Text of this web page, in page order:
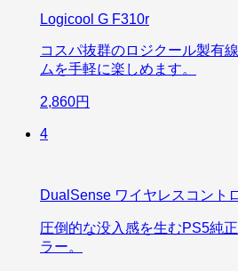
Logicool G F310r
コスパ抜群のロジクール製有
ムを手軽に楽しめます。
2,860円
4
DualSense ワイヤレスコント
圧倒的な没入感を生むPS5純
ラー。